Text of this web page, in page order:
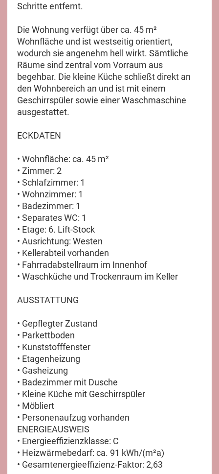
Schritte entfernt.
Die Wohnung verfügt über ca. 45 m²
Wohnfläche und ist westseitig orientiert,
wodurch sie angenehm hell wirkt. Sämtliche
Räume sind zentral vom Vorraum aus
begehbar. Die kleine Küche schließt direkt an
den Wohnbereich an und ist mit einem
Geschirrspüler sowie einer Waschmaschine
ausgestattet.
ECKDATEN
• Wohnfläche: ca. 45 m²
• Zimmer: 2
• Schlafzimmer: 1
• Wohnzimmer: 1
• Badezimmer: 1
• Separates WC: 1
• Etage: 6. Lift-Stock
• Ausrichtung: Westen
• Kellerabteil vorhanden
• Fahrradabstellraum im Innenhof
• Waschküche und Trockenraum im Keller
AUSSTATTUNG
• Gepflegter Zustand
• Parkettboden
• Kunststofffenster
• Etagenheizung
• Gasheizung
• Badezimmer mit Dusche
• Kleine Küche mit Geschirrspüler
• Möbliert
• Personenaufzug vorhanden
ENERGIEAUSWEIS
• Energieeffizienzklasse: C
• Heizwärmebedarf: ca. 91 kWh/(m²a)
• Gesamtenergieeffizienz-Faktor: 2,63